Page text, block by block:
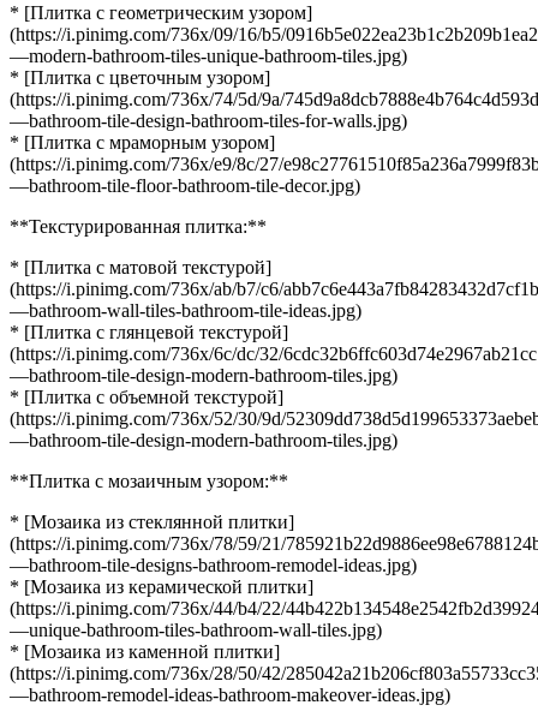
* [Плитка с геометрическим узором]
(https://i.pinimg.com/736x/09/16/b5/
—modern-bathroom-tiles-unique-bathroom-tiles.jpg)
* [Плитка с цветочным узором]
(https://i.pinimg.com/736x/74/5d/9a/
—bathroom-tile-design-bathroom-tiles-for-walls.jpg)
* [Плитка с мраморным узором]
(https://i.pinimg.com/736x/e9/8c/27/
—bathroom-tile-floor-bathroom-tile-decor.jpg)
**Текстурированная плитка:**
* [Плитка с матовой текстурой]
(https://i.pinimg.com/736x/ab/b7/c6/
—bathroom-wall-tiles-bathroom-tile-ideas.jpg)
* [Плитка с глянцевой текстурой]
(https://i.pinimg.com/736x/6c/dc/32/
—bathroom-tile-design-modern-bathroom-tiles.jpg)
* [Плитка с объемной текстурой]
(https://i.pinimg.com/736x/52/30/9d/
—bathroom-tile-design-modern-bathroom-tiles.jpg)
**Плитка с мозаичным узором:**
* [Мозаика из стеклянной плитки]
(https://i.pinimg.com/736x/78/59/21/
—bathroom-tile-designs-bathroom-remodel-ideas.jpg)
* [Мозаика из керамической плитки]
(https://i.pinimg.com/736x/44/b4/22/
—unique-bathroom-tiles-bathroom-wall-tiles.jpg)
* [Мозаика из каменной плитки]
(https://i.pinimg.com/736x/28/50/42/
—bathroom-remodel-ideas-bathroom-makeover-ideas.jpg)